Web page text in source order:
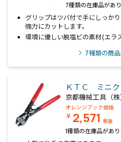
7種類の在庫品があ
グリップはツバ付で手にしっか
強力にカットします。
環境に優しい脱塩ビの素材(エラ
7種類の商
ＫＴＣ ミニ
京都機械工具（株
オレンジブック価格
￥ 2,571 税抜
1種類の在庫品があ